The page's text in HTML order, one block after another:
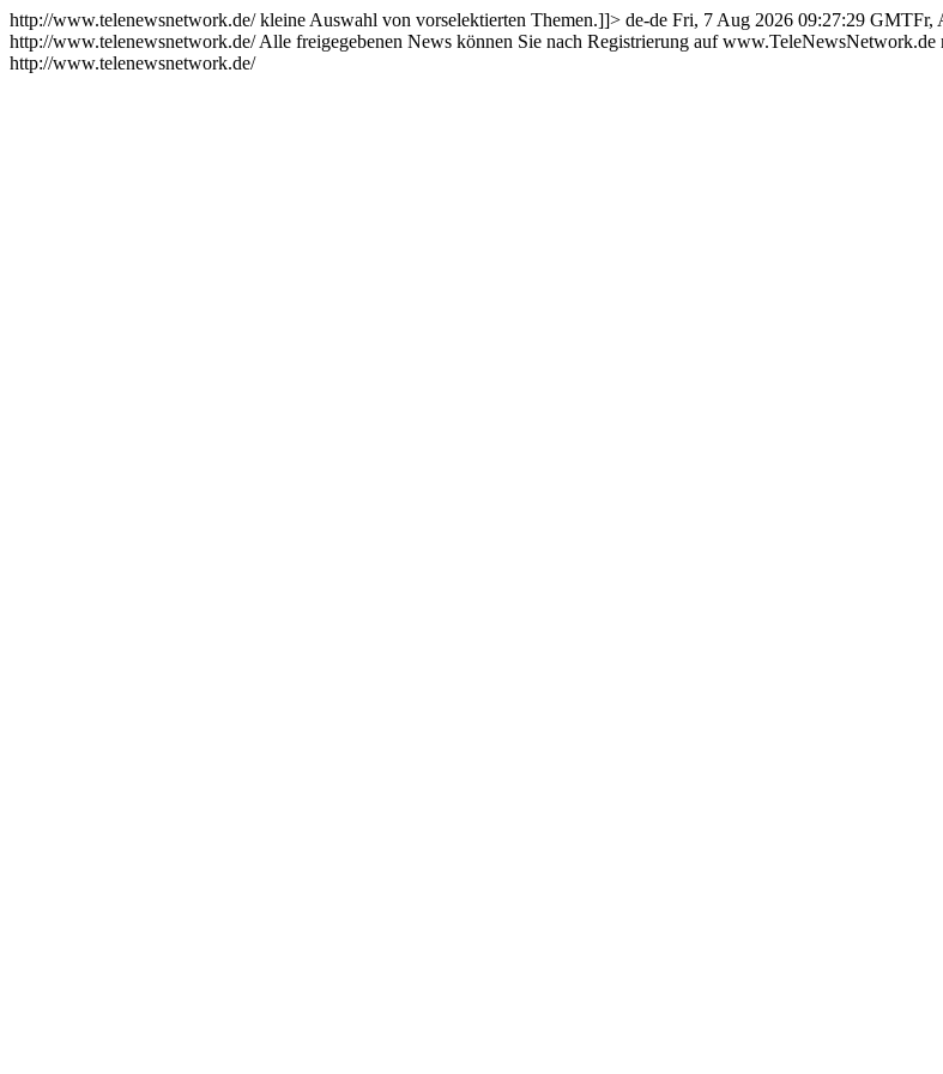
http://www.telenewsnetwork.de/kleine Auswahl von vorselektierten Themen.]]> de-de Fri, 7 Aug 2026 09:27:29 GMTFr,
http://www.telenewsnetwork.de/Alle freigegebenen News können Sie nach Registrierung auf www.TeleNewsNetwork.de
http://www.telenewsnetwork.de/